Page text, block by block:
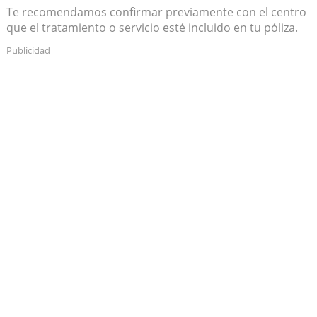
Te recomendamos confirmar previamente con el centro
que el tratamiento o servicio esté incluido en tu póliza.
Publicidad